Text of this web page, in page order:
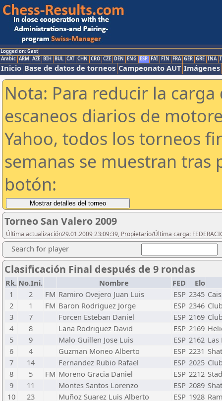
Logged on: Gast
Arabic ARM AZE BIH BUL CAT CHN CRO CZE DEN ENG ESP FAI FIN FRA GER GRE INA
Inicio Base de datos de torneos Campeonato AUT Imágenes
Nota: Para reducir la
escaneos diarios de
Yahoo, todos los torneos
semanas se muestran tras
botón:
Torneo San Valero 2009
Última actualización29.01.2009 23:09:39, Propietario/Última carga:
Search for player
Clasificación Final después de 9 rondas
Rk. No.Ini. Nombre FED
Elo
1
2 FM Ramiro Ovejero Juan Luis ESP 2345
2
1 FM Baron Rodriguez Jorge ESP 2346
3
7 Forcen Esteban Daniel ESP 2169
4
8 Lana Rodriguez David ESP 2169
5
9 Malo Guillen Jose Luis ESP 2162 Las
6
4 Guzman Moneo Alberto ESP 2231
7
14 Fernandez Rubio Rafael ESP 2025
8
5 FM Moreno Gracia Daniel ESP 2212
9
11 Montes Santos Lorenzo ESP 2089
10
23 Muñoz Suarez Luis Alberto ESP 1928